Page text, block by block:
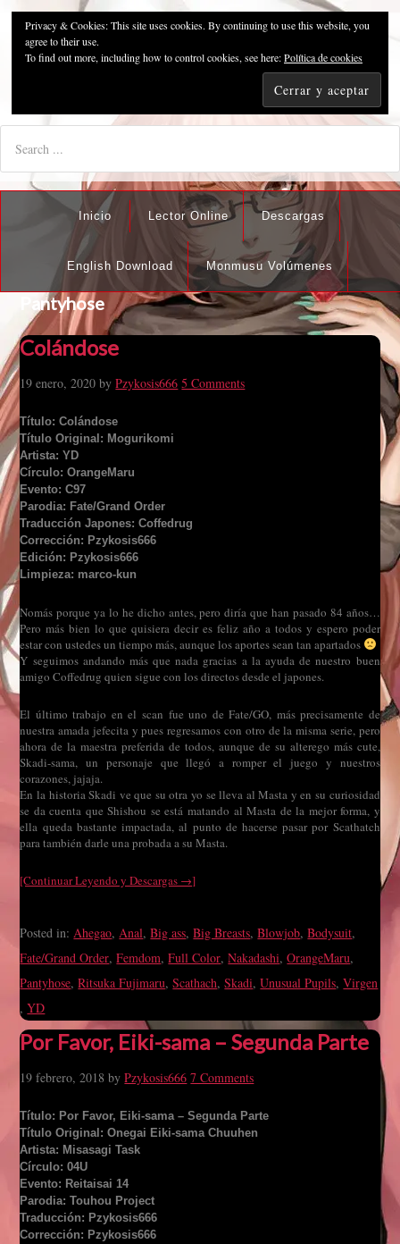
Pzykosis666HFansub
"I'm the best there is at what I do, but what I do best isn't very
Inicio Lector Online Descargas
English Download Monmusu Volúmenes
Pantyhose
Colándose
19 enero, 2020 byPzykosis666 5 Comments
Título: Colándose
Título Original: Mogurikomi
Artista: YD
Círculo: OrangeMaru
Evento: C97
Parodia: Fate/Grand Order
Traducción Japones: Coffedrug
Corrección: Pzykosis666
Edición: Pzykosis666
Limpieza: marco-kun
Nomás porque ya lo he dicho antes, pero diría que han pasado 84 años…
Pero más bien lo que quisiera decir es feliz año a todos y espero poder
estar con ustedes un tiempo más, aunque los aportes sean tan apartados
Y seguimos andando más que nada gracias a la ayuda de nuestro buen
amigo Coffedrug quien sigue con los directos desde el japones.
El último trabajo en el scan fue uno de Fate/GO, más precisamente de
nuestra amada jefecita y pues regresamos con otro de la misma serie, pero
ahora de la maestra preferida de todos, aunque de su alterego más cute,
Skadi-sama, un personaje que llegó a romper el juego y nuestros
corazones, jajaja.
En la historia Skadi ve que su otra yo se lleva al Masta y en su curiosidad
se da cuenta que Shishou se está matando al Masta de la mejor forma, y
ella queda bastante impactada, al punto de hacerse pasar por Scathatch
para también darle una probada a su Masta.
[Continuar Leyendo y Descargas →]
Posted in:Ahegao,Anal,Big ass,Big Breasts,Blowjob,Bodysuit,
Fate/Grand Order,Femdom,Full Color,Nakadashi,OrangeMaru,
Pantyhose,Ritsuka Fujimaru,Scathach,Skadi,Unusual Pupils,Virgen
,YD
Por Favor, Eiki-sama – Segunda Parte
19 febrero, 2018 byPzykosis666 7 Comments
Título: Por Favor, Eiki-sama – Segunda Parte
Título Original: Onegai Eiki-sama Chuuhen
Artista: Misasagi Task
Círculo: 04U
Evento: Reitaisai 14
Parodia: Touhou Project
Traducción: Pzykosis666
Corrección: Pzykosis666
Privacy & Cookies: This site uses cookies. By continuing to use this website, you
agree to their use.
To find out more, including how to control cookies, see here:Política de cookies